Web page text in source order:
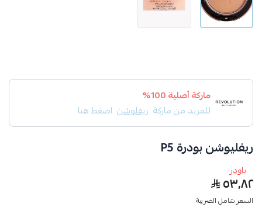
ماركة أصلية 100%
للمزيد من ماركة ريفلوشن اضغط هنا
ريفليوشن بودرة P5
باودر
٥٣٫٨٢
السعر شامل الضريبة